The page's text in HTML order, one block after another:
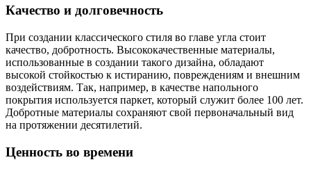
Качество и долговечность
При создании классического стиля во главе угла стоит
качество, добротность. Высококачественные материалы,
использованные в создании такого дизайна, обладают
высокой стойкостью к истиранию, повреждениям и внешним
воздействиям. Так, например, в качестве напольного
покрытия используется паркет, который служит более 100 лет.
Добротные материалы сохраняют свой первоначальный вид
на протяжении десятилетий.
Ценность во времени